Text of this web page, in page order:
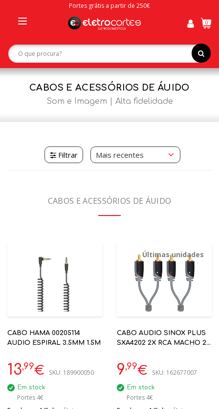
Portes grátis a partir de 250€
navigation
0
CABOS E ACESSÓRIOS DE ÁUIDO
Som e Imagem Alta fidelidade
Filtrar
CABOS E ACESSÓRIOS DE ÁUIDO
CABO HAMA 00205114
AUDIO ESPIRAL 3.5MM 1.5M
13,99€ SKU: 189900050
Em stock
Portes 4€
Últimas unidades
CABO AUDIO SINOX PLUS
SXA4202 2X RCA MACHO 2X
9,99€ SKU: 162677007
Em stock
Portes 4€